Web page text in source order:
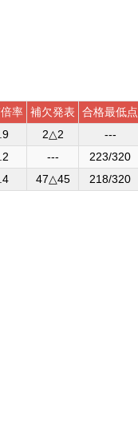
率 補欠発表 合格最低点
2△2 ---
--- 223/320
47△45 218/320